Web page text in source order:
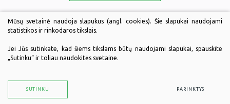
Draugaukime
Mūsų svetainė naudoja slapukus (angl. cookies). Šie slapukai naudojami
statistikos ir rinkodaros tikslais.
Jei Jūs sutinkate, kad šiems tikslams būtų naudojami slapukai, spauskite
„Sutinku“ ir toliau naudokitės svetaine.
SUTINKU PARINKTYS